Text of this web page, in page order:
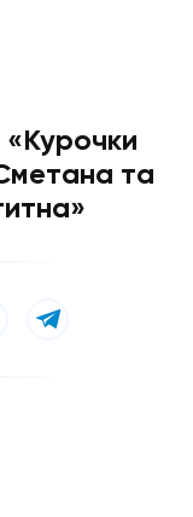
«Курочки
та